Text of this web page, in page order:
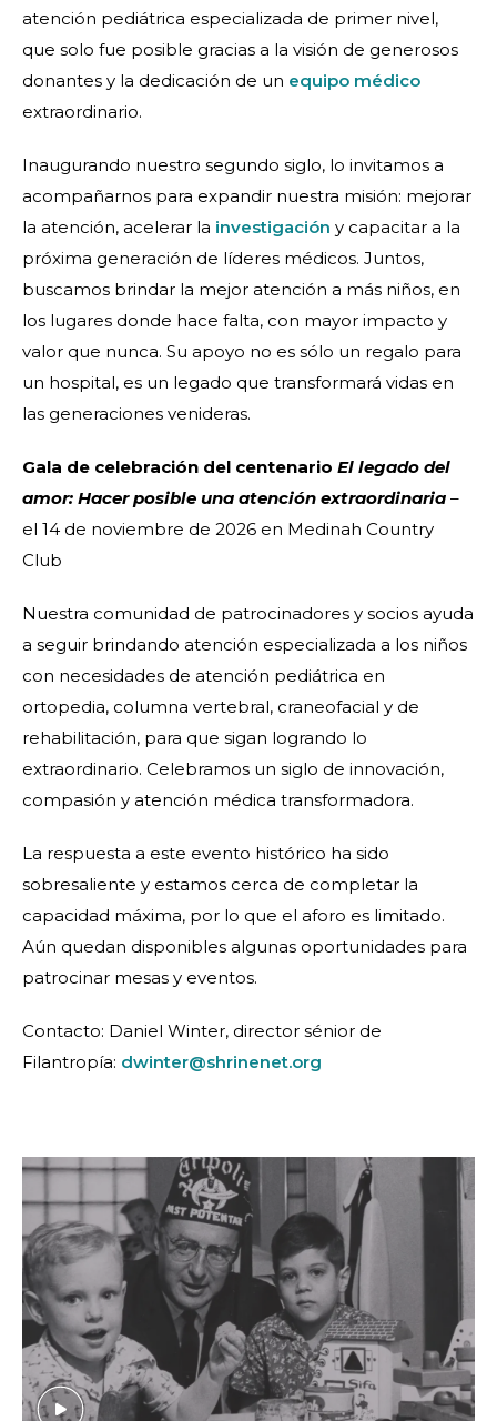
atención pediátrica especializada de primer nivel,
que solo fue posible gracias a la visión de generosos
donantes y la dedicación de un equipo médico
extraordinario.
Inaugurando nuestro segundo siglo, lo invitamos a
acompañarnos para expandir nuestra misión: mejorar
la atención, acelerar la investigación y capacitar a la
próxima generación de líderes médicos. Juntos,
buscamos brindar la mejor atención a más niños, en
los lugares donde hace falta, con mayor impacto y
valor que nunca. Su apoyo no es sólo un regalo para
un hospital, es un legado que transformará vidas en
las generaciones venideras.
Gala de celebración del centenario El legado del
amor: Hacer posible una atención extraordinaria –
el 14 de noviembre de 2026 en Medinah Country
Club
Nuestra comunidad de patrocinadores y socios ayuda
a seguir brindando atención especializada a los niños
con necesidades de atención pediátrica en
ortopedia, columna vertebral, craneofacial y de
rehabilitación, para que sigan logrando lo
extraordinario. Celebramos un siglo de innovación,
compasión y atención médica transformadora.
La respuesta a este evento histórico ha sido
sobresaliente y estamos cerca de completar la
capacidad máxima, por lo que el aforo es limitado.
Aún quedan disponibles algunas oportunidades para
patrocinar mesas y eventos.
Contacto: Daniel Winter, director sénior de
Filantropía: dwinter@shrinenet.org